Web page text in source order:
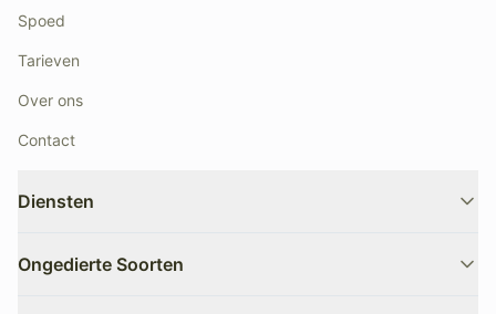
Spoed
Tarieven
Over ons
Contact
Diensten
Bouwkundige inspectie
Ongedierte Soorten